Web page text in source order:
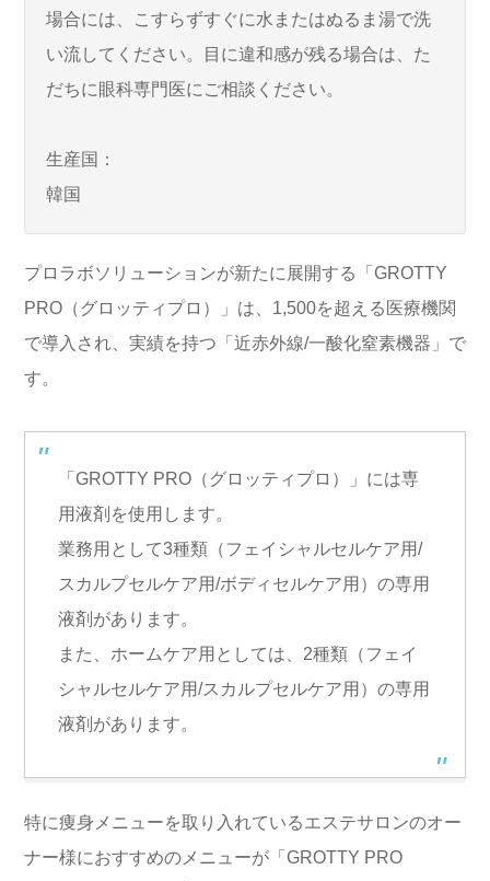
場合には、こすらずすぐに水またはぬるま湯で洗
い流してください。目に違和感が残る場合は、た
だちに眼科専門医にご相談ください。
生産国：
韓国
プロラボソリューションが新たに展開する「GROTTY
PRO（グロッティプロ）」は、1,500を超える医療機関
で導入され、実績を持つ「近赤外線/一酸化窒素機器」で
す。
「GROTTY PRO（グロッティプロ）」には専
用液剤を使用します。
業務用として3種類（フェイシャルセルケア用/
スカルプセルケア用/ボディセルケア用）の専用
液剤があります。
また、ホームケア用としては、2種類（フェイ
シャルセルケア用/スカルプセルケア用）の専用
液剤があります。
特に痩身メニューを取り入れているエステサロンのオー
ナー様におすすめのメニューが「GROTTY PRO